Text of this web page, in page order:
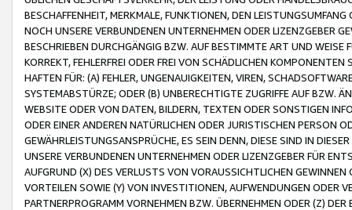
BESCHAFFENHEIT, MERKMALE, FUNKTIONEN, DEN
NOCH UNSERE VERBUNDENEN UNTERNEHMEN ODER LIZENZGEBER
BESCHRIEBEN DURCHGÄNGIG BZW. AUF BESTIMMTE ART UND
KORREKT, FEHLERFREI ODER FREI VON SCHÄDLICHEN
HAFTEN FÜR: (A) FEHLER, UNGENAUIGKEITEN, VIREN,
SYSTEMABSTÜRZE; ODER (B) UNBERECHTIGTE ZUGRIFFE AUF BZW.
WEBSITE ODER VON DATEN, BILDERN, TEXTEN ODER SONSTIGEN
ODER EINER ANDEREN NATÜRLICHEN ODER JURISTISCHEN PERSON
GEWÄHRLEISTUNGSANSPRÜCHE, ES SEIN DENN, DIESE SIND IN
UNSERE VERBUNDENEN UNTERNEHMEN ODER LIZENZGEBER FÜR
AUFGRUND (X) DES VERLUSTS VON VORAUSSICHTLICHEN
VORTEILEN SOWIE (Y) VON INVESTITIONEN, AUFWENDUNGEN ODER
PARTNERPROGRAMM VORNEHMEN BZW. ÜBERNEHMEN ODER (Z)